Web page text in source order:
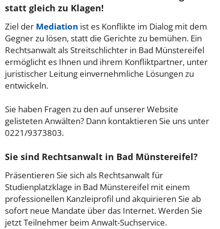
statt gleich zu Klagen!
Ziel der Mediation ist es Konflikte im Dialog mit dem
Gegner zu lösen, statt die Gerichte zu bemühen. Ein
Rechtsanwalt als Streitschlichter in Bad Münstereifel
ermöglicht es Ihnen und ihrem Konfliktpartner, unter
juristischer Leitung einvernehmliche Lösungen zu
entwickeln.
Sie haben Fragen zu den auf unserer Website
gelisteten Anwälten? Dann kontaktieren Sie uns unter
0221/9373803.
Sie sind Rechtsanwalt in Bad Münstereifel?
Präsentieren Sie sich als Rechtsanwalt für
Studienplatzklage in Bad Münstereifel mit einem
professionellen Kanzleiprofil und akquirieren Sie ab
sofort neue Mandate über das Internet. Werden Sie
jetzt Teilnehmer beim Anwalt-Suchservice.